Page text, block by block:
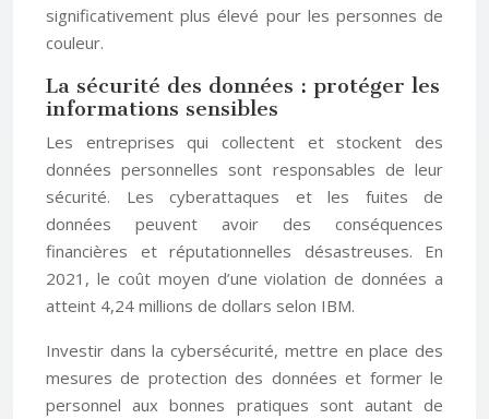
significativement plus élevé pour les personnes de
couleur.
La sécurité des données : protéger les
informations sensibles
Les entreprises qui collectent et stockent des
données personnelles sont responsables de leur
sécurité. Les cyberattaques et les fuites de
données peuvent avoir des conséquences
financières et réputationnelles désastreuses. En
2021, le coût moyen d’une violation de données a
atteint 4,24 millions de dollars selon IBM.
Investir dans la cybersécurité, mettre en place des
mesures de protection des données et former le
personnel aux bonnes pratiques sont autant de